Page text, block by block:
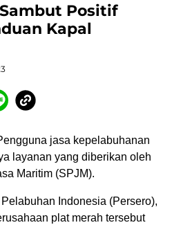
Positif
Kapal
jasa kepelabuhanan
layanan yang diberikan oleh
Maritim (SPJM).
Indonesia (Persero),
plat merah tersebut